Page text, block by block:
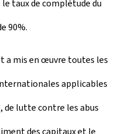
le taux de complétude du
90%.
a mis en œuvre toutes les
applicables
de lutte contre les abus
des capitaux et le